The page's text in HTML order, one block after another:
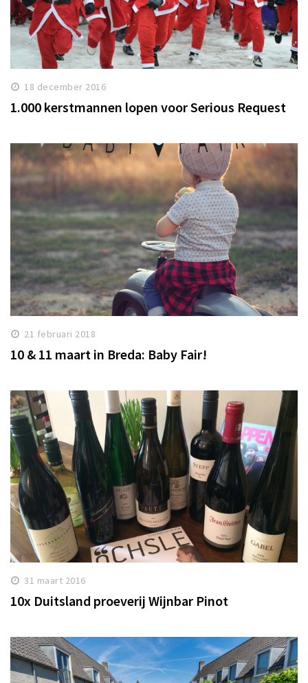
18 december 2016
1.000 kerstmannen lopen voor Serious Request
21 februari 2018
10 & 11 maart in Breda: Baby Fair!
31 maart 2016
10x Duitsland proeverij Wijnbar Pinot